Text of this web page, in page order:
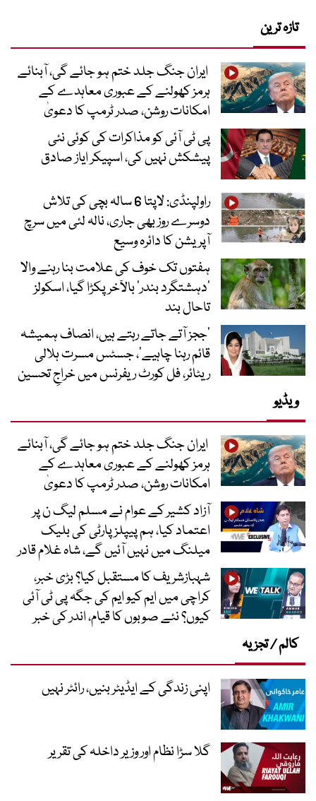
تازہ ترین
ایران جنگ جلد ختم ہو جائے گی، آبنائے
ہرمز کھولنے کے عبوری معاہدے کے
امکانات روشن، صدر ٹرمپ کا دعویٰ
پی ٹی آئی کو مذاکرات کی کوئی نئی
پیشکش نہیں کی، اسپیکر ایاز صادق
راولپنڈی: لاپتا 6 سالہ بچی کی تلاش
دوسرے روز بھی جاری، نالہ لئی میں سرچ
آپریشن کا دائرہ وسیع
ہفتوں تک خوف کی علامت بنا رہنے والا
‘دہشتگرد بندر’ بالآخر پکڑا گیا، اسکولز
تاحال بند
’ججز آتے جاتے رہتے ہیں، انصاف ہمیشہ
قائم رہنا چاہیے‘، جسٹس مسرت ہلالی
ریٹائر، فل کورٹ ریفرنس میں خراجِ تحسین
ویڈیو
ایران جنگ جلد ختم ہو جائے گی، آبنائے
ہرمز کھولنے کے عبوری معاہدے کے
امکانات روشن، صدر ٹرمپ کا دعویٰ
آزاد کشیر کے عوام نے مسلم لیگ ن پر
اعتماد کیا، ہم پیپلز پارٹی کی بلیک
میلنگ میں نہیں آئیں گے، شاہ غلام قادر
شہبازشریف کا مستقبل کیا؟ بڑی خبر،
کراچی میں ایم کیو ایم کی جگہ پی ٹی آئی
کیوں؟ نئے صوبوں کا قیام، اندر کی خبر
کالم / تجزیہ
اپنی زندگی کے ایڈیٹر بنیں، رائٹر نہیں
گلا سڑا نظام اور وزیر داخلہ کی تقریر